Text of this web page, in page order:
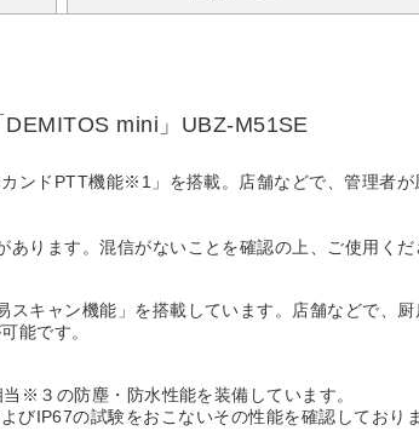
mini」UBZ-M51SE
ンドPTT機能※1」を搭載。店舗などで、管理者
ります。混信がないことを確認の上、ご使用くだ
キャン機能」を搭載しています。店舗などで、
能です。
※３の防塵・防水性能を装備しています。
IP67の試験をおこないその性能を確認しており